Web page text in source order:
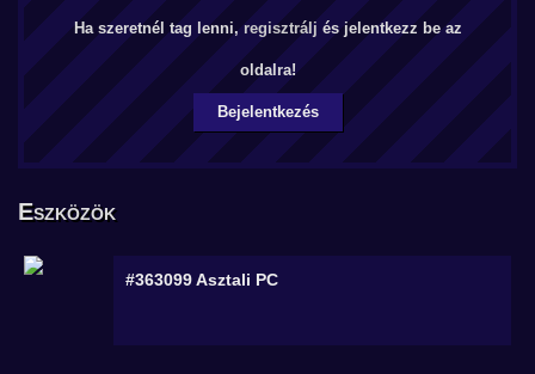
Ha szeretnél tag lenni, regisztrálj és jelentkezz be az
oldalra!
Bejelentkezés
Eszközök
#363099Asztali PC